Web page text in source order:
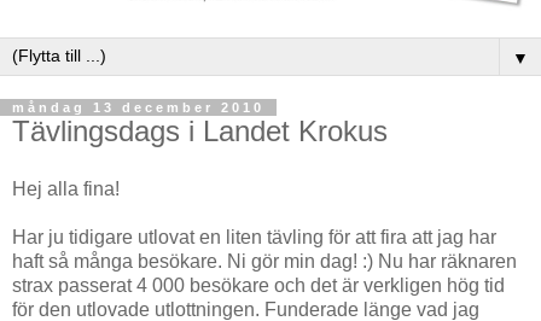
▼
måndag 13 december 2010
Tävlingsdags i Landet Krokus
Hej alla fina!
Har ju tidigare utlovat en liten tävling för att fira att jag har
haft så många besökare. Ni gör min dag! :) Nu har räknaren
strax passerat 4 000 besökare och det är verkligen hög tid
för den utlovade utlottningen. Funderade länge vad jag